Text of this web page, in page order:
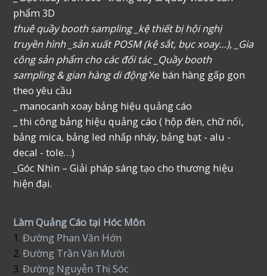
phẩm 3D
thuê quầy booth sampling _kệ thiết bị hội nghị
truyền hình _sản xuất POSM (kệ sắt, bục xoay…), _Gia
công sản phẩm cho các đối tác _Quầy booth
sampling & gian hàng di độngXe bán hàng gấp gọn
theo yêu cầu
_ manocanh xoay bảng hiệu quảng cáo
_ thi công bảng hiệu quảng cáo ( hộp đèn, chữ nổi,
bảng mica, bảng led nhấp nháy, bảng bạt - alu -
decal - tole…)
_Góc Nhìn – Giải pháp sáng tạo cho thương hiệu
hiện đại.
Làm Quảng Cáo tại Hóc Môn
1.Đường Phan Văn Hớn
2.Đường Trần Văn Mười
3.Đường Nguyễn Thị Sóc